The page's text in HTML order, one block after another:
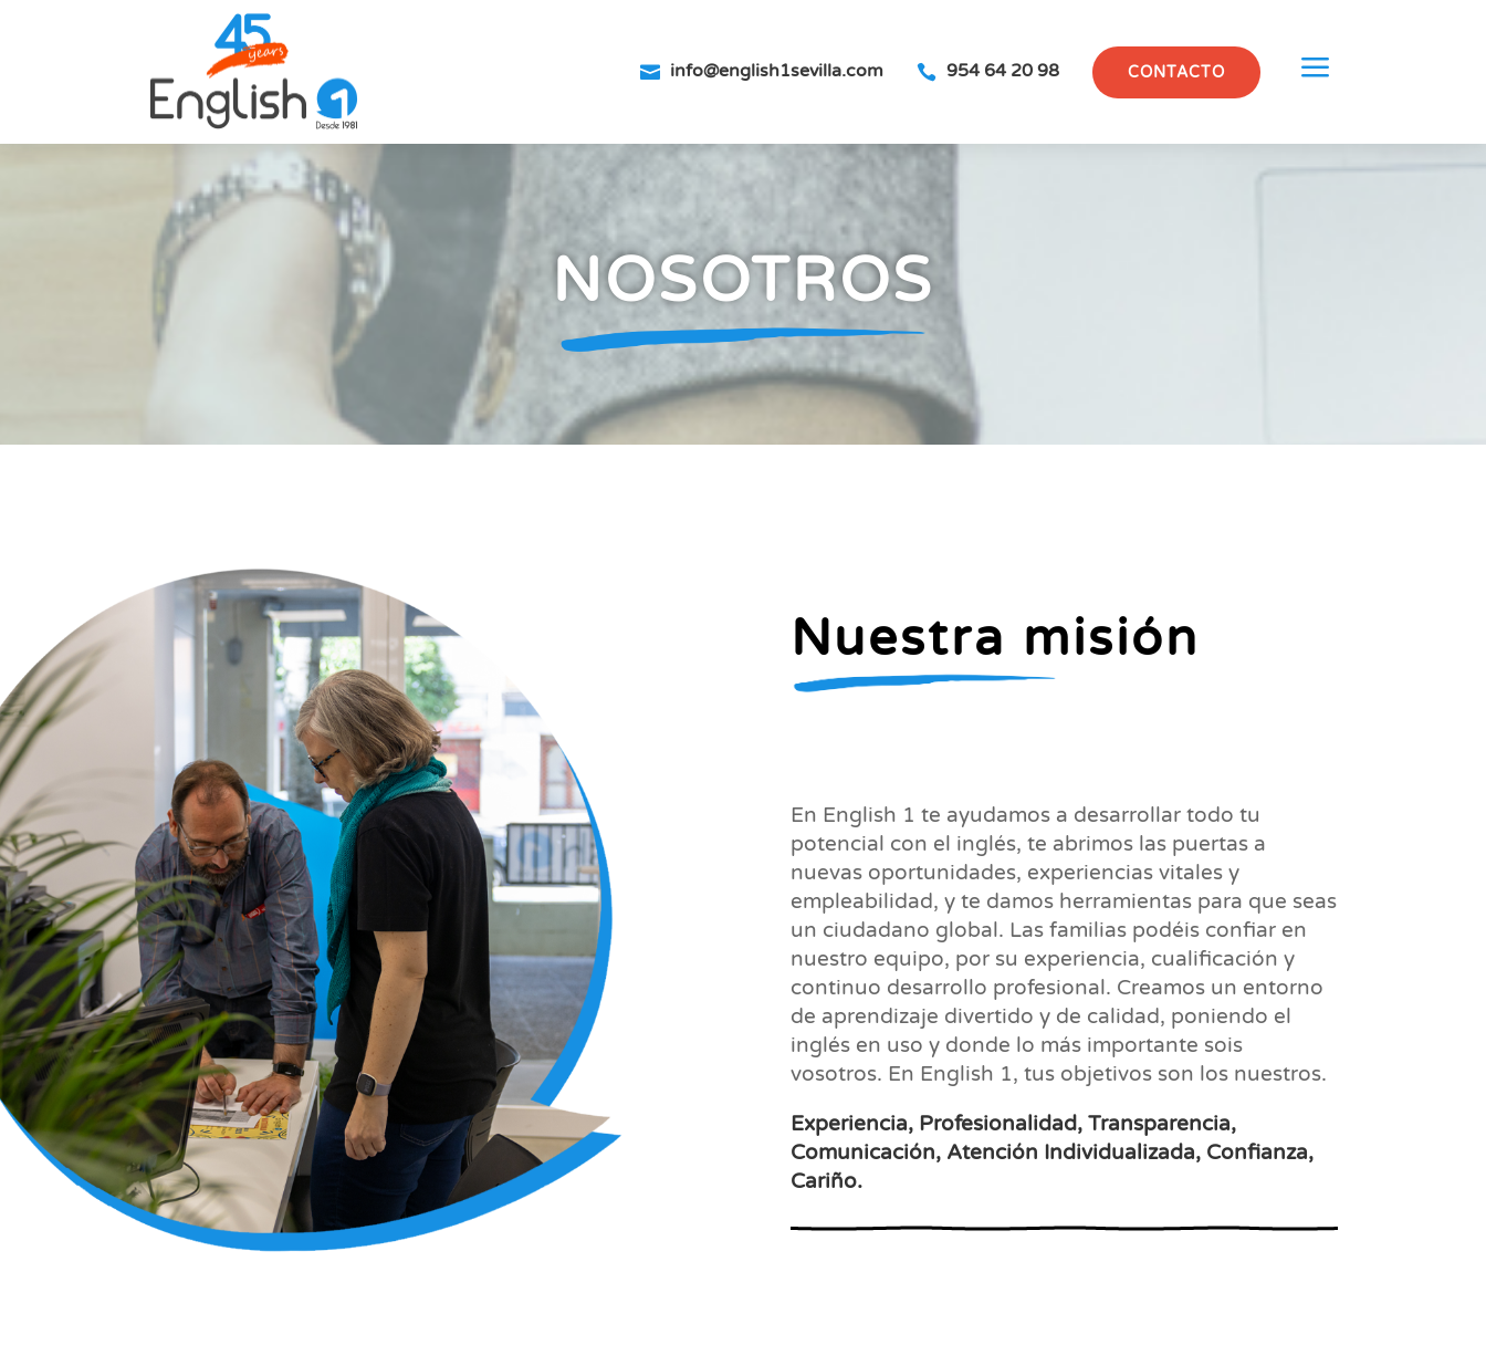
 info@english1sevilla.com  954 64 20 98 CONTACTO a
NOSOTROS
Nuestra misión
En English 1 te ayudamos a desarrollar todo tu
potencial con el inglés, te abrimos las puertas a
nuevas oportunidades, experiencias vitales y
empleabilidad, y te damos herramientas para que seas
un ciudadano global. Las familias podéis confiar en
nuestro equipo, por su experiencia, cualificación y
continuo desarrollo profesional. Creamos un entorno
de aprendizaje divertido y de calidad, poniendo el
inglés en uso y donde lo más importante sois
vosotros. En English 1, tus objetivos son los nuestros.
Experiencia, Profesionalidad, Transparencia,
Comunicación, Atención Individualizada, Confianza,
Cariño.